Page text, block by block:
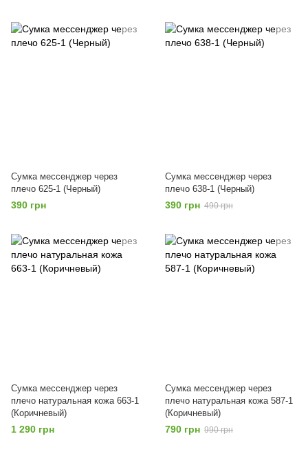
Сумка мессенджер через
плечо 625-1 (Черный)
390 грн
Сумка мессенджер через
плечо 638-1 (Черный)
390 грн 490 грн
Сумка мессенджер через
плечо натуральная кожа 663-1
(Коричневый)
1 290 грн
Сумка мессенджер через
плечо натуральная кожа 587-1
(Коричневый)
790 грн 990 грн